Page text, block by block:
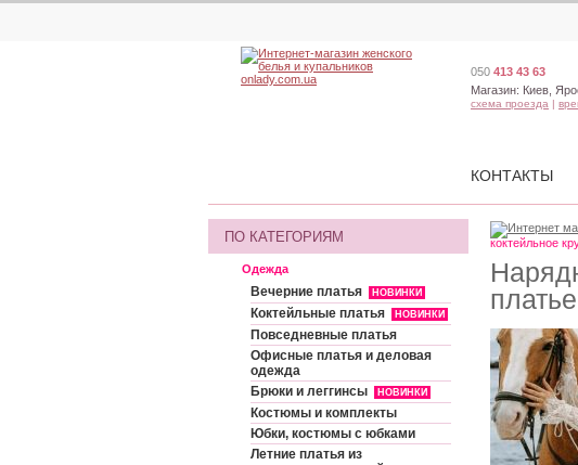
коктейльное
ПО КАТЕГОРИЯМ
Одежда
Вечерние платья НОВИНКИ
Коктейльные платья НОВИНКИ
Повседневные платья
Офисные платья и деловая
одежда
Брюки и леггинсы
НОВИНКИ
Костюмы и комплекты
Юбки, костюмы с юбками
Летние платья из
050 413 43 63
Магазин: Киев,
схема проезда |
КОНТАКТЫ